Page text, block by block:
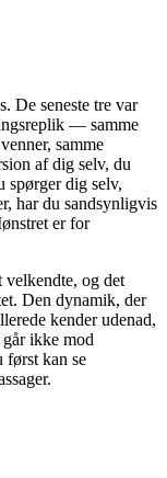
De seneste tre var
— samme
samme
af dig selv, du
spørger dig selv,
har du sandsynligvis
er for
og det
Den dynamik, der
kender udenad,
ikke mod
kan se